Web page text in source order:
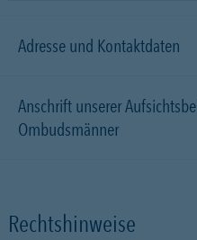
Adresse und Kontaktdaten
Anschrift unserer
Ombudsmänner
Rechtshinweise